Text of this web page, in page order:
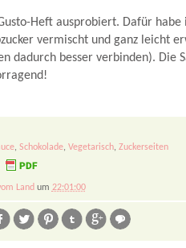
Heft ausprobiert. Dafür habe
vermischt und ganz leicht
dadurch besser verbinden). Die
, Schokolade, Vegetarisch, Zuckerseiten
Land um 22:01:00